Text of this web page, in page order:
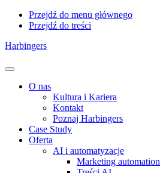
Przejdź do menu głównego
Przejdź do treści
Harbingers
Menu
O nas
Kultura i Kariera
Kontakt
Poznaj Harbingers
Case Study
Oferta
AI i automatyzacje
Marketing automation